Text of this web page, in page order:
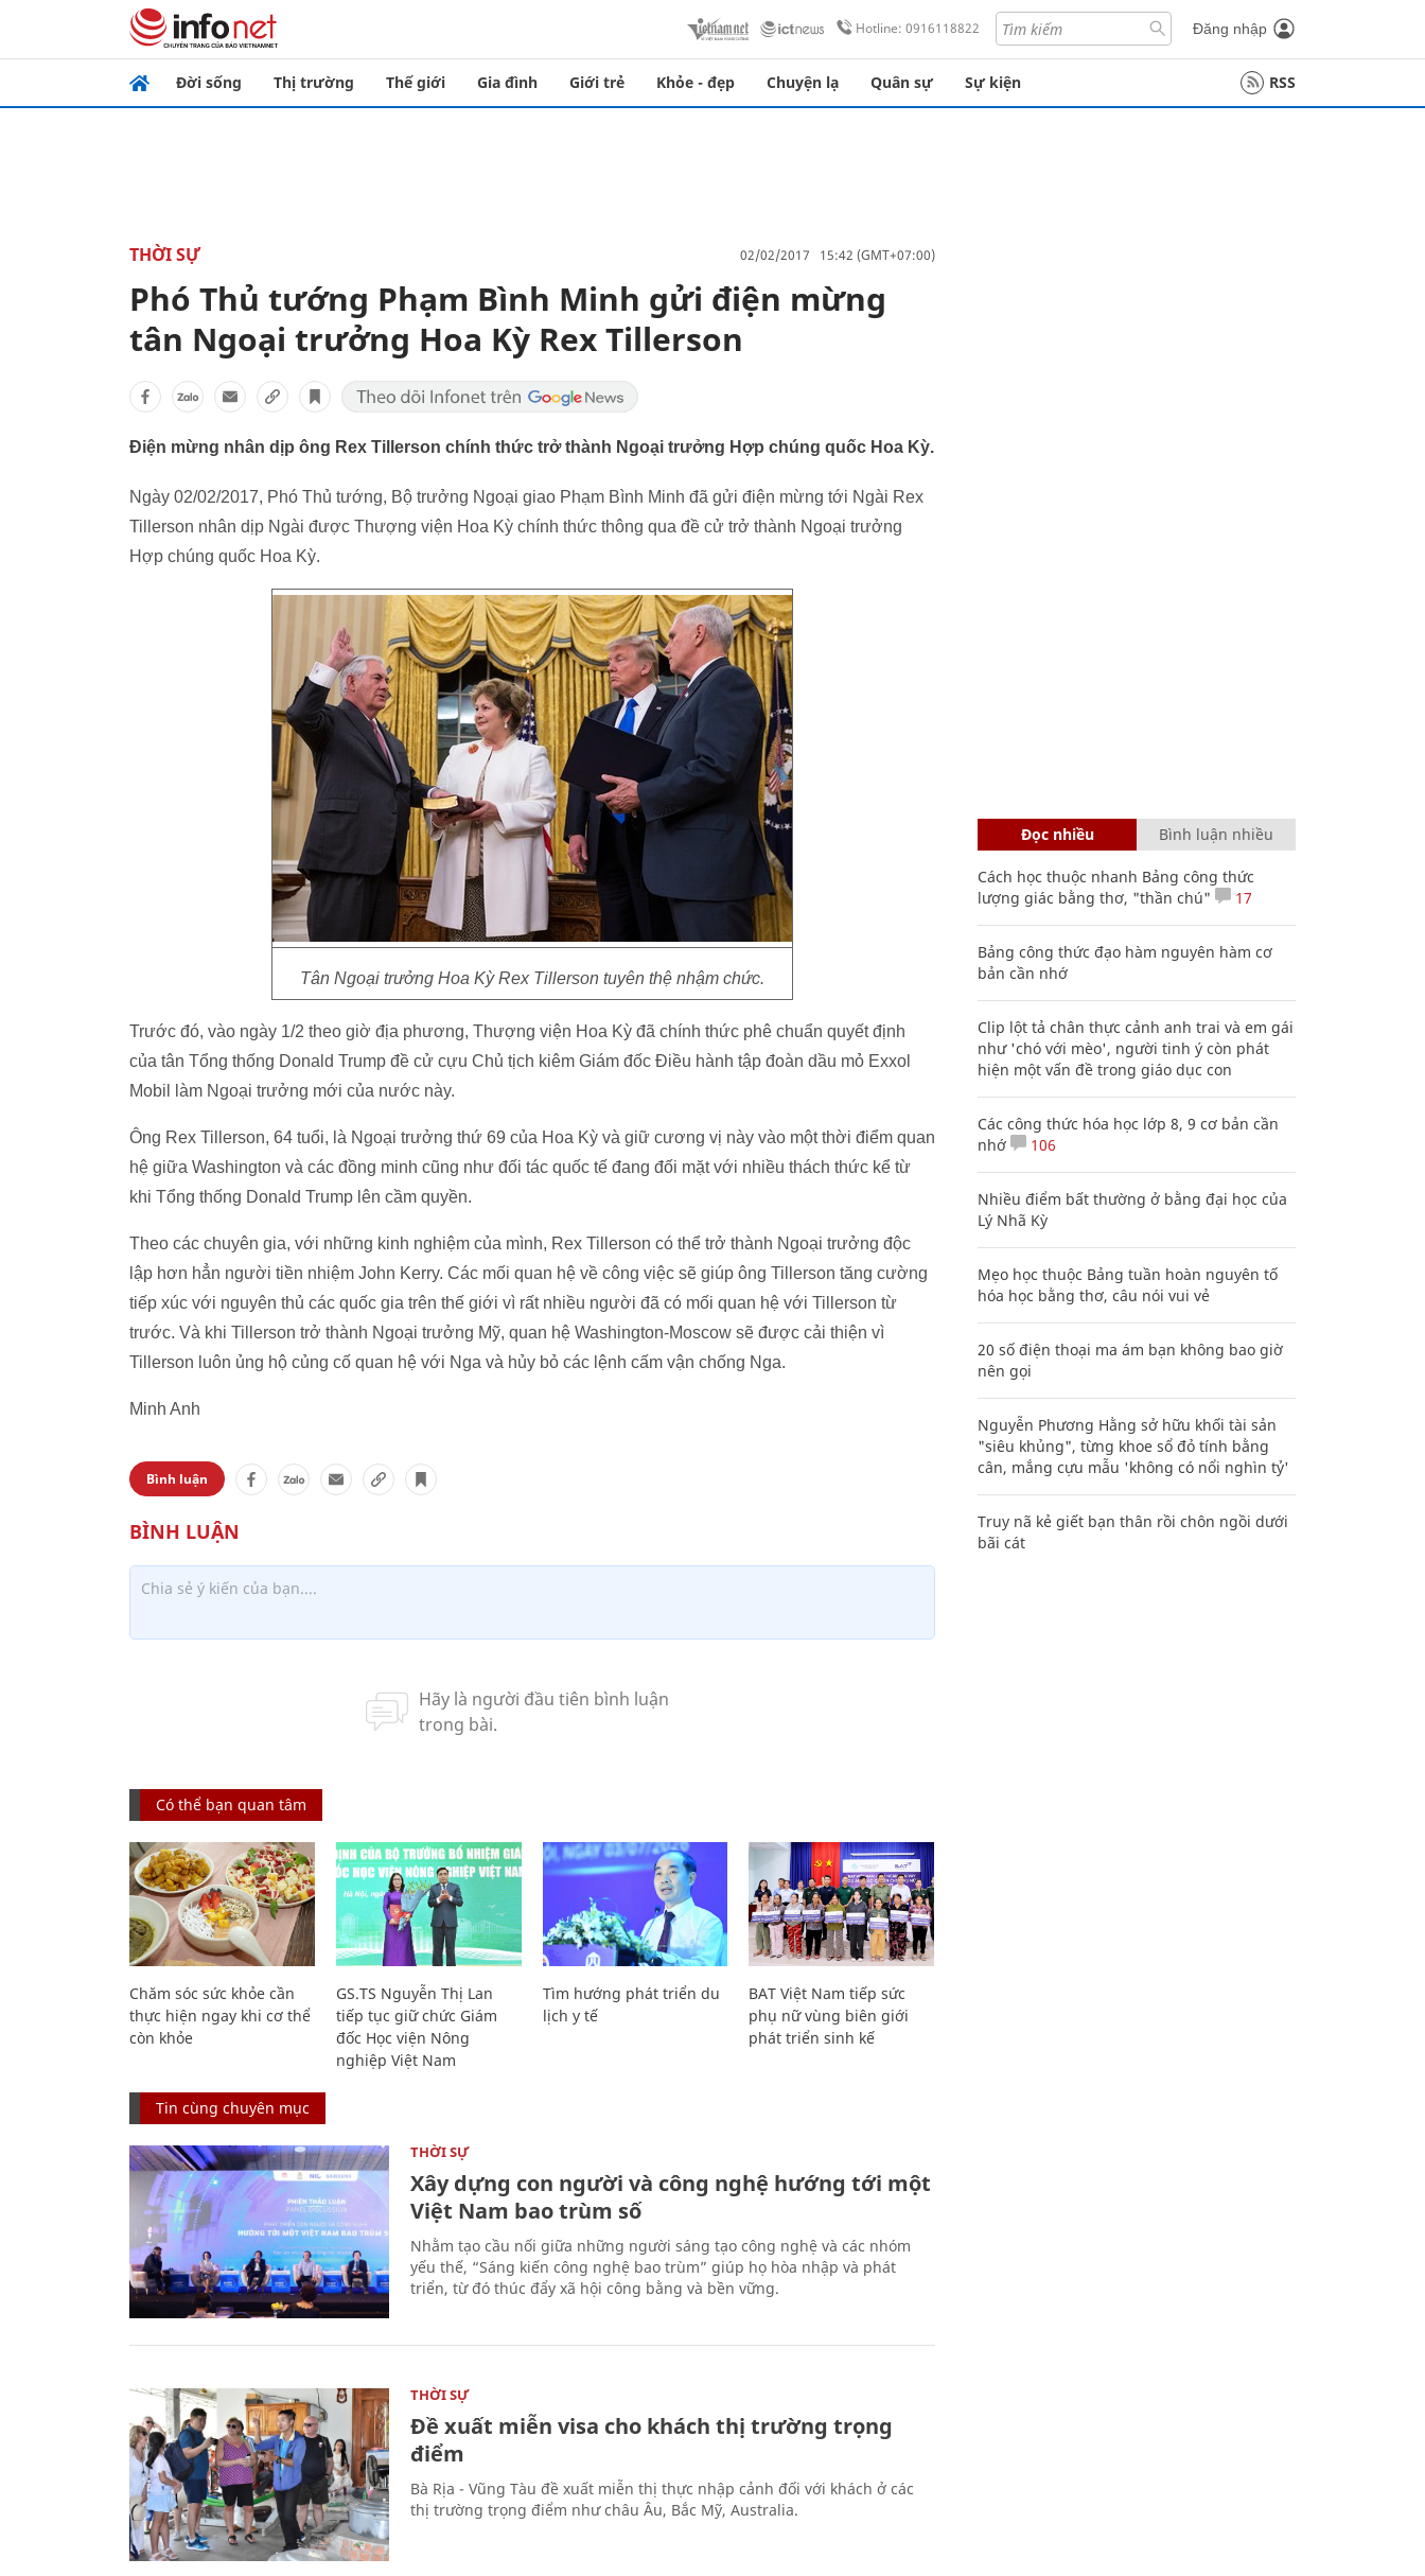
Hotline: 0916118822 Đăng nhập
Đời sống Thị trường Thế giới Gia đình Giới trẻ Khỏe - đẹp Chuyện lạ Quân sự Sự kiện RSS
THỜI SỰ 02/02/2017 15:42 (GMT+07:00)
Phó Thủ tướng Phạm Bình Minh gửi điện mừng
tân Ngoại trưởng Hoa Kỳ Rex Tillerson
Điện mừng nhân dịp ông Rex Tillerson chính thức trở thành Ngoại trưởng Hợp chúng quốc Hoa Kỳ.
Ngày 02/02/2017, Phó Thủ tướng, Bộ trưởng Ngoại giao Phạm Bình Minh đã gửi điện mừng tới Ngài Rex
Tillerson nhân dịp Ngài được Thượng viện Hoa Kỳ chính thức thông qua đề cử trở thành Ngoại trưởng
Hợp chúng quốc Hoa Kỳ.
Tân Ngoại trưởng Hoa Kỳ Rex Tillerson tuyên thệ nhậm chức.
Trước đó, vào ngày 1/2 theo giờ địa phương, Thượng viện Hoa Kỳ đã chính thức phê chuẩn quyết định
của tân Tổng thống Donald Trump đề cử cựu Chủ tịch kiêm Giám đốc Điều hành tập đoàn dầu mỏ Exxol
Mobil làm Ngoại trưởng mới của nước này.
Ông Rex Tillerson, 64 tuổi, là Ngoại trưởng thứ 69 của Hoa Kỳ và giữ cương vị này vào một thời điểm quan
hệ giữa Washington và các đồng minh cũng như đối tác quốc tế đang đối mặt với nhiều thách thức kể từ
khi Tổng thống Donald Trump lên cầm quyền.
Theo các chuyên gia, với những kinh nghiệm của mình, Rex Tillerson có thể trở thành Ngoại trưởng độc
lập hơn hẳn người tiền nhiệm John Kerry. Các mối quan hệ về công việc sẽ giúp ông Tillerson tăng cường
tiếp xúc với nguyên thủ các quốc gia trên thế giới vì rất nhiều người đã có mối quan hệ với Tillerson từ
trước. Và khi Tillerson trở thành Ngoại trưởng Mỹ, quan hệ Washington-Moscow sẽ được cải thiện vì
Tillerson luôn ủng hộ củng cố quan hệ với Nga và hủy bỏ các lệnh cấm vận chống Nga.
Minh Anh
Bình luận
Có thể bạn quan tâm
Chăm sóc sức khỏe cần
thực hiện ngay khi cơ thể
còn khỏe
GS.TS Nguyễn Thị Lan
tiếp tục giữ chức Giám
đốc Học viện Nông
nghiệp Việt Nam
Tìm hướng phát triển du
lịch y tế
BAT Việt Nam tiếp sức
phụ nữ vùng biên giới
phát triển sinh kế
Tin cùng chuyên mục
THỜI SỰ
Xây dựng con người và công nghệ hướng tới một
Việt Nam bao trùm số
Nhằm tạo cầu nối giữa những người sáng tạo công nghệ và các nhóm
yếu thế, “Sáng kiến công nghệ bao trùm” giúp họ hòa nhập và phát
triển, từ đó thúc đẩy xã hội công bằng và bền vững.
THỜI SỰ
Đề xuất miễn visa cho khách thị trường trọng
điểm
Bà Rịa - Vũng Tàu đề xuất miễn thị thực nhập cảnh đối với khách ở các
thị trường trọng điểm như châu Âu, Bắc Mỹ, Australia.
Đọc nhiều Bình luận nhiều
Cách học thuộc nhanh Bảng công thức
lượng giác bằng thơ, "thần chú"
17
Bảng công thức đạo hàm nguyên hàm cơ
bản cần nhớ
Clip lột tả chân thực cảnh anh trai và em gái
như 'chó với mèo', người tinh ý còn phát
hiện một vấn đề trong giáo dục con
Các công thức hóa học lớp 8, 9 cơ bản cần
nhớ
106
Nhiều điểm bất thường ở bằng đại học của
Lý Nhã Kỳ
Mẹo học thuộc Bảng tuần hoàn nguyên tố
hóa học bằng thơ, câu nói vui vẻ
20 số điện thoại ma ám bạn không bao giờ
nên gọi
Nguyễn Phương Hằng sở hữu khối tài sản
"siêu khủng", từng khoe sổ đỏ tính bằng
cân, mắng cựu mẫu 'không có nổi nghìn tỷ'
Truy nã kẻ giết bạn thân rồi chôn ngồi dưới
bãi cát